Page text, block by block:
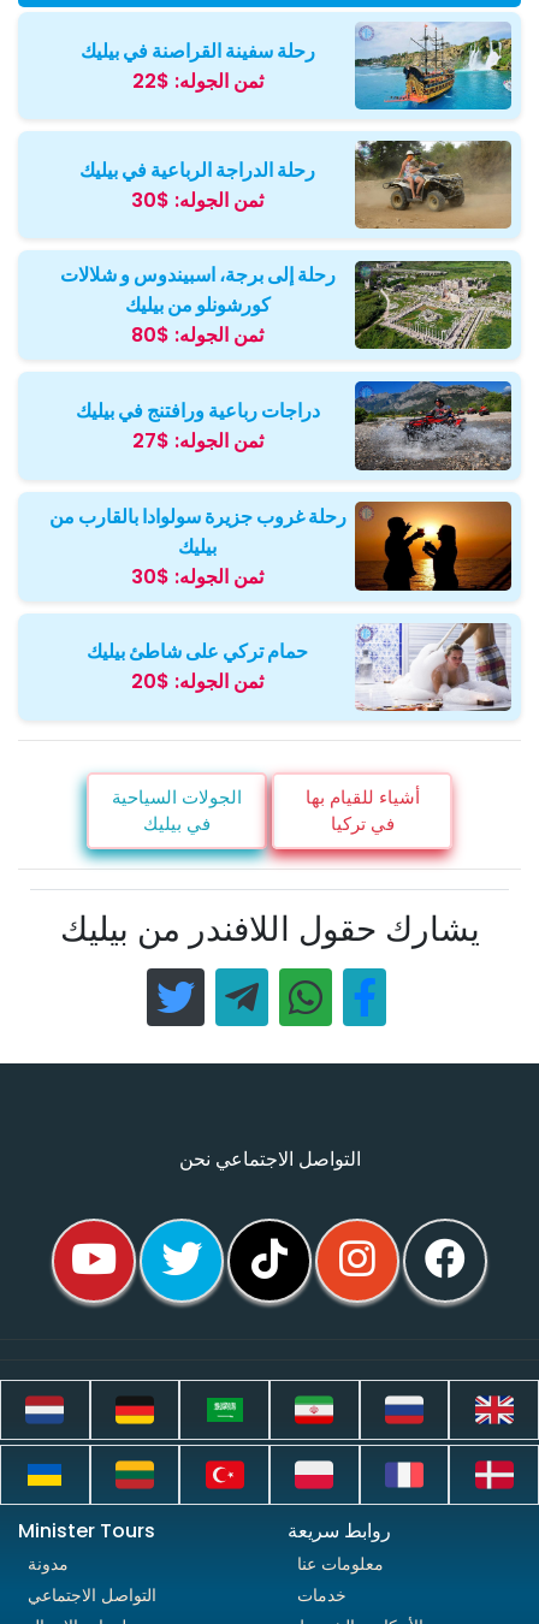
رحلة سفينة القراصنة في بيليك
ثمن الجوله: $22
رحلة الدراجة الرباعية في بيليك
ثمن الجوله: $30
رحلة إلى برجة، اسبيندوس و شلالات
كورشونلو من بيليك
ثمن الجوله: $80
دراجات رباعية ورافتنج في بيليك
ثمن الجوله: $27
رحلة غروب جزيرة سولوادا بالقارب من
بيليك
ثمن الجوله: $30
حمام تركي على شاطئ بيليك
ثمن الجوله: $20
أشياء للقيام بها
في تركيا
الجولات السياحية
في بيليك
يشارك حقول اللافندر من بيليك
التواصل الاجتماعي نحن
روابط سريعة
معلومات عنا
خدمات
Minister Tours
مدونة
التواصل الاجتماعي